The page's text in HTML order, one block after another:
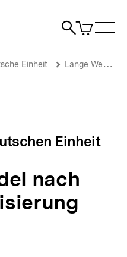
Suche
Artikel
im
Einheit Lange Wege der Deutschen Einheit
Einheit
nach